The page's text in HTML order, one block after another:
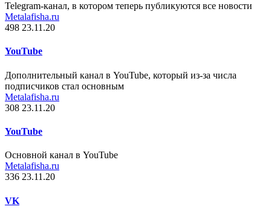
Telegram-канал, в котором теперь публикуются все новости
Metalafisha.ru
498 23.11.20
YouTube
Дополнительный канал в YouTube, который из-за числа
подписчиков стал основным
Metalafisha.ru
308 23.11.20
YouTube
Основной канал в YouTube
Metalafisha.ru
336 23.11.20
VK